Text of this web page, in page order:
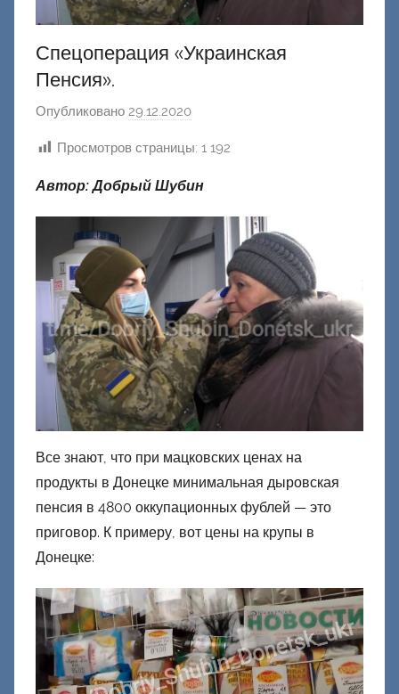
Спецоперация «Украинская
Пенсия».
Опубликовано 29.12.2020
т
о
о
м
а
ш
и
к
Д
о
н
е
ц
к
и
Просмотров страницы: 1 192
Автор: Добрый Шубин
Все знают, что при мацковских ценах на
продукты в Донецке минимальная дыровская
пенсия в 4800 оккупационных фублей — это
приговор. К примеру, вот цены на крупы в
Донецке: